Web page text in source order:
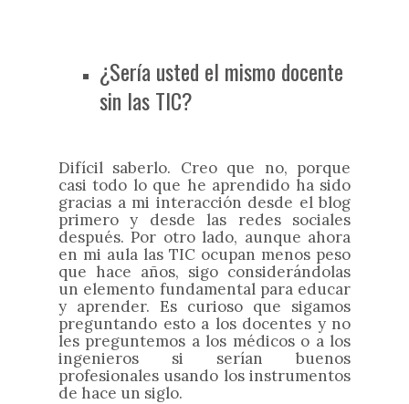
¿Sería usted el mismo docente
sin las TIC?
Difícil saberlo. Creo que no, porque
casi todo lo que he aprendido ha sido
gracias a mi interacción desde el blog
primero y desde las redes sociales
después. Por otro lado, aunque ahora
en mi aula las TIC ocupan menos peso
que hace años, sigo considerándolas
un elemento fundamental para educar
y aprender. Es curioso que sigamos
preguntando esto a los docentes y no
les preguntemos a los médicos o a los
ingenieros si serían buenos
profesionales usando los instrumentos
de hace un siglo.